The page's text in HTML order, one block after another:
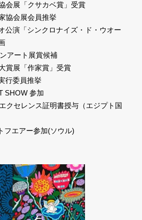
会展「クサカベ賞」受賞
協会展会員推挙
公演「シンクロナイズ・ド・ウオー
アート展賞候補
賞展「作家賞」受賞
行委員推挙
SHOW 参加
クセレンス証明書授与（エジプト国
エアー参加(ソウル)